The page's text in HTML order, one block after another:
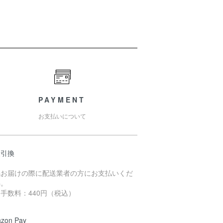
PAYMENT
お支払いについて
換
届けの際に配送業者の方にお支払いくだ
数料：440円（税込）
Pay